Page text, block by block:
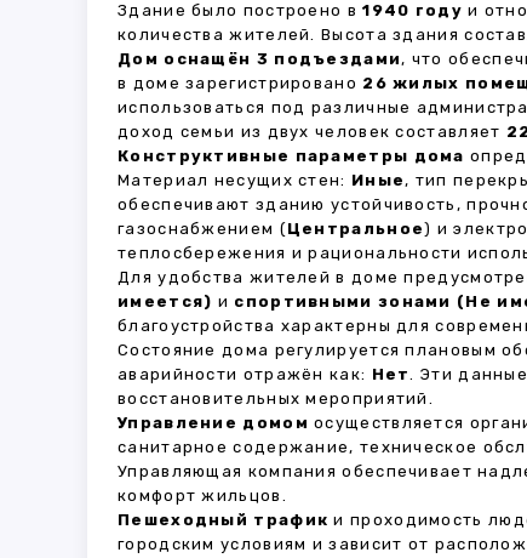
Здание было построено в1940 году и
количества жителей. Высота здания
Дом оснащён 3 подъездами, что
в доме зарегистрировано 26 жилых
использоваться под различные
доход семьи из двух человек составляет
Конструктивные параметры дома
Материал несущих стен: Иные, тип
обеспечивают зданию устойчивость,
газоснабжением (Центральное) и
теплосбережения и рациональности
Для удобства жителей в доме
имеется) и спортивными зонами (Не
благоустройства характерны для
Состояние дома регулируется плановым
аварийности отражён как: Нет. Эти
восстановительных мероприятий.
Управление домом осуществляется
санитарное содержание, техническое
Управляющая компания обеспечивает
комфорт жильцов.
Пешеходный трафик и проходимость
городским условиям и зависит от